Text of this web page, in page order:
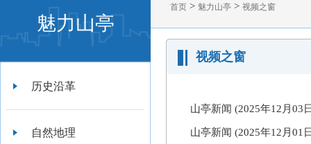
魅力山亭
历史沿革
自然地理
首页 > 魅力山亭 > 视频之窗
视频之窗
山亭新闻 (2025年12月03
山亭新闻 (2025年12月01